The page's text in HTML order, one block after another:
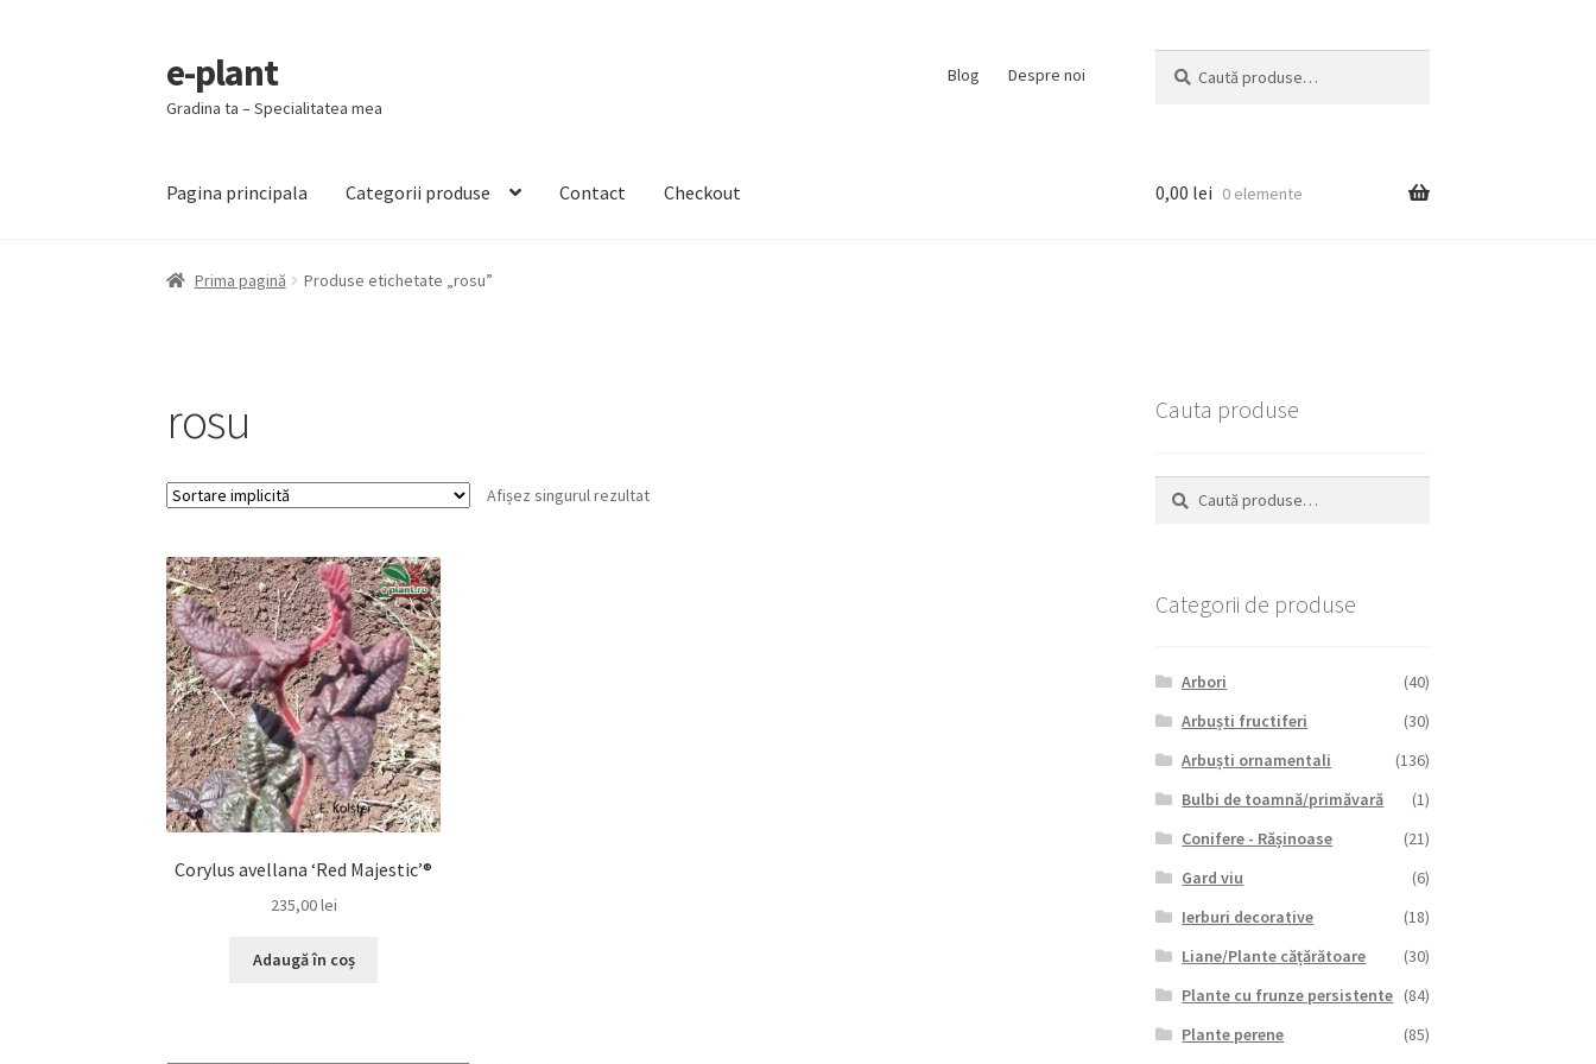
Sari
la
navigare
Sari
la
conținut
e-plant
Gradina ta – Specialitatea mea
Blog Despre noi
după:
Pagina principala Categorii produse Contact Checkout 0,00 lei 0 elemente
Prima pagină Produse etichetate „rosu”
rosu
Afișez singurul rezultat
Corylus avellana ‘Red Majestic’®
235,00lei
Adaugă în coș
Cauta produse
Caută
după:
Caută
Categorii de produse
Arbori
(40)
Arbuști fructiferi
(30)
Arbuști ornamentali
(136)
Bulbi de toamnă/primăvară
(1)
Conifere - Rășinoase
(21)
Gard viu
(6)
Ierburi decorative
(18)
Liane/Plante cățărătoare
(30)
Plante cu frunze persistente (84)
Plante perene
(85)